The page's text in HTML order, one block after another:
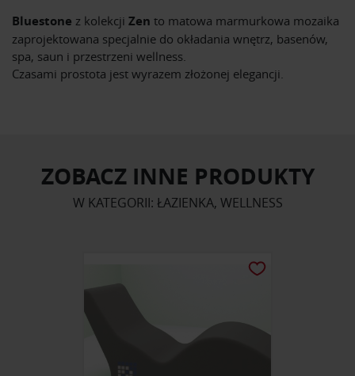
Bluestone z kolekcji Zen to matowa marmurkowa mozaika
zaprojektowana specjalnie do okładania wnętrz, basenów,
spa, saun i przestrzeni wellness.
Czasami prostota jest wyrazem złożonej elegancji.
ZOBACZ INNE PRODUKTY
W KATEGORII: ŁAZIENKA, WELLNESS